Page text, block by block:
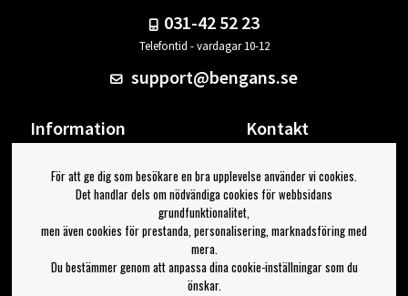
031-42 52 23
Telefontid - vardagar 10-12
support@bengans.se
Information
Om Bengans
FAQ / Köp- & Leveransvillkor
Kontakt
Din sida
Logga ut
Jag vill ha tips från Bengans
För att ge dig som besökare en bra upplevelse använder vi cookies.
Det handlar dels om nödvändiga cookies för webbsidans
grundfunktionalitet,
men även cookies för prestanda, personalisering, marknadsföring med
mera.
Du bestämmer genom att anpassa dina cookie-inställningar som du
önskar.